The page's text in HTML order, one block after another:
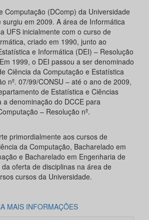
Computação (DComp) da Universidade
surgiu em 2009. A área de Informática
UFS inicialmente com o curso de
criado em 1990, junto ao
e Informática (DEI) – Resolução
1999, o DEI passou a ser denominado
Ciência da Computação e Estatística
nº. 07/99/CONSU – até o ano de 2009,
de Estatística e Ciências
a denominação do DCCE para
– Resolução nº.
primordialmente aos cursos de
da Computação, Bacharelado em
e Bacharelado em Engenharia de
oferta de disciplinas na área de
cursos da Universidade.
MAIS INFORMAÇÕES